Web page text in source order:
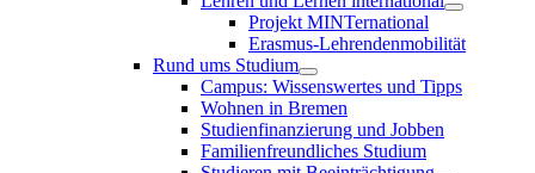
Projekt MINTernational
Erasmus-Lehrendenmobilität
Rund ums Studium
Campus: Wissenswertes und Tipps
Wohnen in Bremen
Studienfinanzierung und Jobben
Familienfreundliches Studium